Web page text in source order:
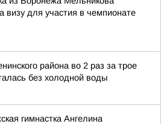
визу для участия в чемпионате
района во 2 раз за трое
без холодной воды
гимнастка Ангелина